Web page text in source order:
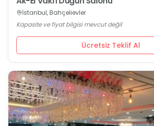
İstanbul, Bahçelievler
Kapasite ve fiyat bilgisi mevcut değil
Ücretsiz Teklif Al